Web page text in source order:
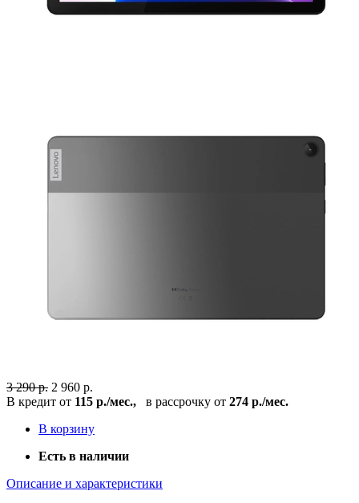
3 290 р. 2 960 р.
В кредит от 115 р./мес., в рассрочку от 274 р./мес.
В корзину
Есть в наличии
Описание и характеристики